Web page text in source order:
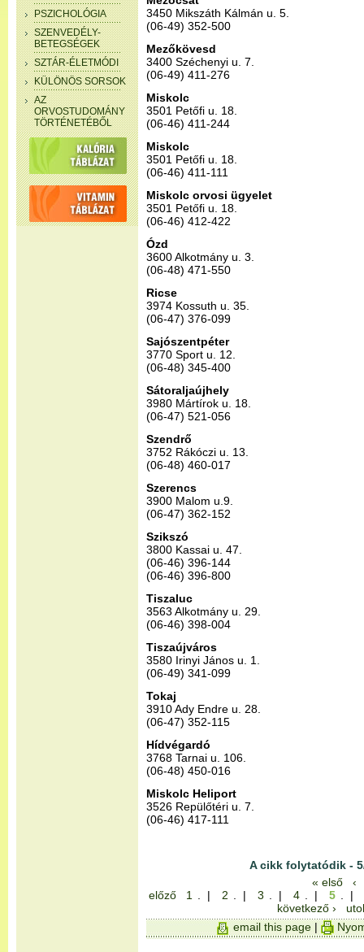
PSZICHOLÓGIA
SZENVEDÉLY-
BETEGSÉGEK
SZTÁR-ÉLETMÓDI
KÜLÖNÖS SORSOK
AZ
ORVOSTUDOMÁNY
TÖRTÉNETÉBŐL
3450 Mikszáth Kálmán u. 5.
(06-49) 352-500
Mezőkövesd
3400 Széchenyi u. 7.
(06-49) 411-276
Miskolc
3501 Petőfi u. 18.
(06-46) 411-244
Miskolc
3501 Petőfi u. 18.
(06-46) 411-111
Miskolc orvosi ügyelet
3501 Petőfi u. 18.
(06-46) 412-422
Ózd
3600 Alkotmány u. 3.
(06-48) 471-550
Ricse
3974 Kossuth u. 35.
(06-47) 376-099
Sajószentpéter
3770 Sport u. 12.
(06-48) 345-400
Sátoraljaújhely
3980 Mártírok u. 18.
(06-47) 521-056
Szendrő
3752 Rákóczi u. 13.
(06-48) 460-017
Szerencs
3900 Malom u.9.
(06-47) 362-152
Szikszó
3800 Kassai u. 47.
(06-46) 396-144
(06-46) 396-800
Tiszaluc
3563 Alkotmány u. 29.
(06-46) 398-004
Tiszaújváros
3580 Irinyi János u. 1.
(06-49) 341-099
Tokaj
3910 Ady Endre u. 28.
(06-47) 352-115
Hídvégardó
3768 Tarnai u. 106.
(06-48) 450-016
Miskolc Heliport
3526 Repülőtéri u. 7.
(06-46) 417-111
A cikk folytatódik -
« első
‹
előző
1 . | 2 . | 3 . | 4 . | 5
. |
következő ›
email this page |